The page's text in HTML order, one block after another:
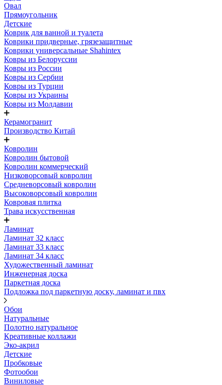
Овал
Прямоугольник
Детские
Коврик для ванной и туалета
Коврики придверные, грязезащитные
Коврики универсальные Shahintex
Ковры из Белоруссии
Ковры из России
Ковры из Сербии
Ковры из Турции
Ковры из Украины
Ковры из Молдавии
Керамогранит
Производство Китай
Ковролин
Ковролин бытовой
Ковролин коммерческий
Низковорсовый ковролин
Средневорсовый ковролин
Высоковорсовый ковролин
Ковровая плитка
Трава искусственная
Ламинат
Ламинат 32 класс
Ламинат 33 класс
Ламинат 34 класс
Художественный ламинат
Инженерная доска
Паркетная доска
Подложка под паркетную доску, ламинат и пвх
Обои
Натуральные
Полотно натуральное
Креативные коллажи
Эко-акрил
Детские
Пробковые
Фотообои
Виниловые